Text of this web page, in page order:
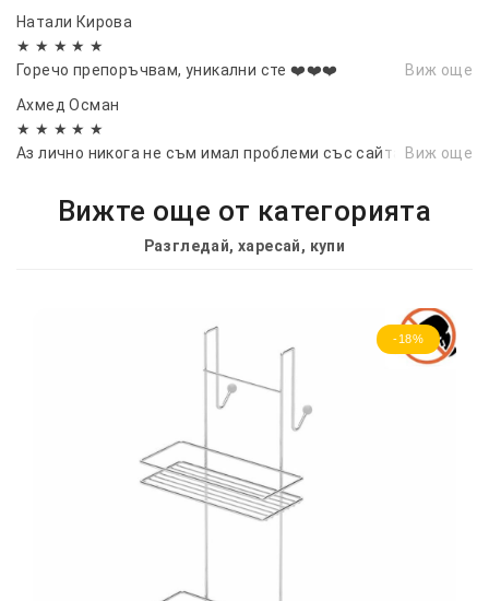
Натали Кирова
★ ★ ★ ★ ★
Горечо препоръчвам, уникални сте ❤️❤️❤️
Виж още
Ахмед Осман
★ ★ ★ ★ ★
Аз лично никога не съм имал проблеми със сайта. Виж още
Вижте още от категорията
Разгледай, харесай, купи
-18%